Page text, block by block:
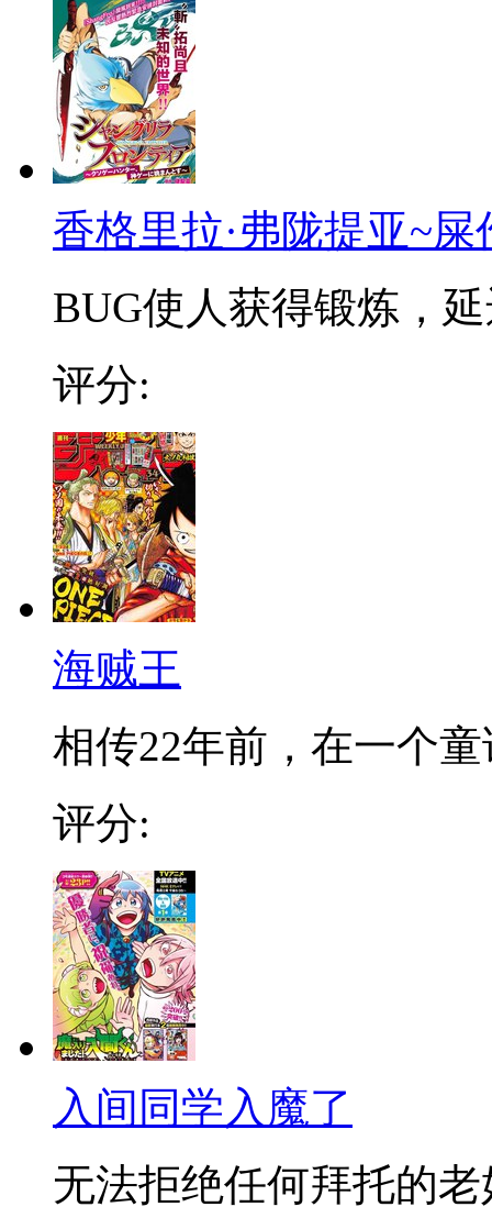
香格里拉·弗陇提亚~
BUG使人获得锻炼，
评分:
海贼王
相传22年前，在一个
评分:
入间同学入魔了
无法拒绝任何拜托的老